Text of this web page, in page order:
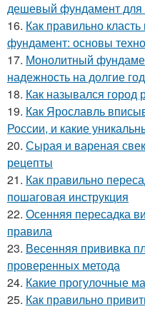
дешевый фундамент
16. Как правильно
фундамент: основы
17. Монолитный
надежность на долгие
18. Как назывался город
19. Как Ярославль
России, и какие
20. Сырая и вареная
рецепты
21. Как правильно
пошаговая инструкция
22. Осенняя пересадка
правила
23. Весенняя прививка
проверенных метода
24. Какие прогулочные
25. Как правильно